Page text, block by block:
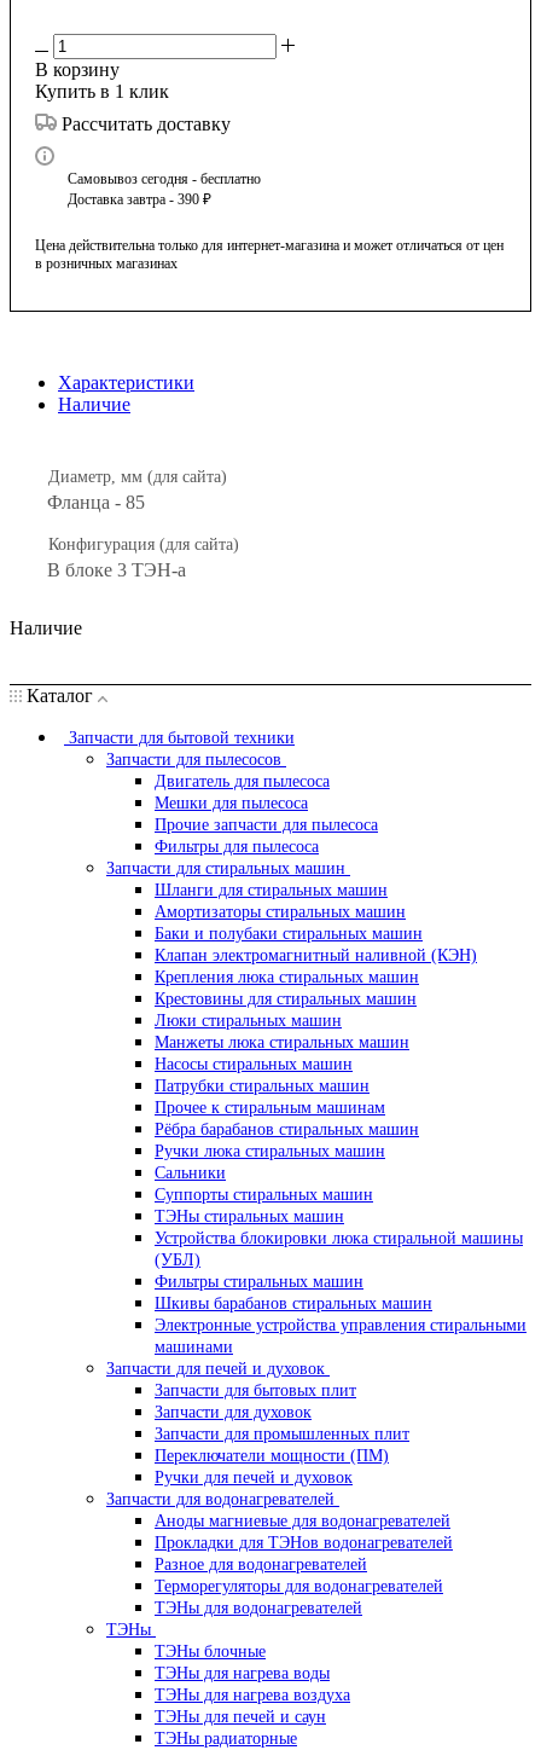
В корзину
Купить в 1 клик
Рассчитать доставку
Самовывоз сегодня - бесплатно
Доставка завтра - 390 ₽
Цена действительна только для интернет-магазина и может отличаться от цен
в розничных магазинах
Характеристики
Наличие
Диаметр, мм (для сайта)
Фланца - 85
Конфигурация (для сайта)
В блоке 3 ТЭН-а
Наличие
Каталог
Запчасти для бытовой техники
Запчасти для пылесосов
Двигатель для пылесоса
Мешки для пылесоса
Прочие запчасти для пылесоса
Фильтры для пылесоса
Запчасти для стиральных машин
Шланги для стиральных машин
Амортизаторы стиральных машин
Баки и полубаки стиральных машин
Клапан электромагнитный наливной (КЭН)
Крепления люка стиральных машин
Крестовины для стиральных машин
Люки стиральных машин
Манжеты люка стиральных машин
Насосы стиральных машин
Патрубки стиральных машин
Прочее к стиральным машинам
Рёбра барабанов стиральных машин
Ручки люка стиральных машин
Сальники
Суппорты стиральных машин
ТЭНы стиральных машин
Устройства блокировки люка стиральной машины
(УБЛ)
Фильтры стиральных машин
Шкивы барабанов стиральных машин
Электронные устройства управления стиральными
машинами
Запчасти для печей и духовок
Запчасти для бытовых плит
Запчасти для духовок
Запчасти для промышленных плит
Переключатели мощности (ПМ)
Ручки для печей и духовок
Запчасти для водонагревателей
Аноды магниевые для водонагревателей
Прокладки для ТЭНов водонагревателей
Разное для водонагревателей
Терморегуляторы для водонагревателей
ТЭНы для водонагревателей
ТЭНы
ТЭНы блочные
ТЭНы для нагрева воды
ТЭНы для нагрева воздуха
ТЭНы для печей и саун
ТЭНы радиаторные